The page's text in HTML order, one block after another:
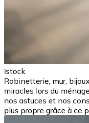
Istock
Robinetterie, mur,
miracles lors du
nos astuces et nos
plus propre grâce à ce